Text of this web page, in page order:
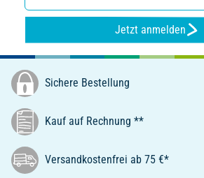
Jetzt anmelden
Sichere Bestellung
Kauf auf Rechnung **
Versandkostenfrei ab 75 €*